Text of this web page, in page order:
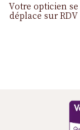
Votre opticien se
déplace sur RDV